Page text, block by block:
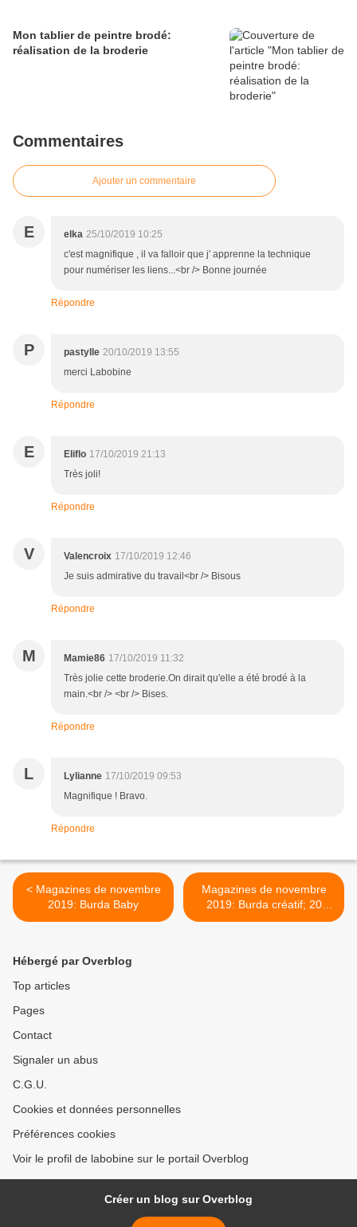
Mon tablier de peintre brodé:
réalisation de la broderie
Commentaires
Ajouter un commentaire
E elka 25/10/2019 10:25
c'est magnifique , il va falloir que j' apprenne la technique
pour numériser les liens...<br /> Bonne journée
Répondre
P pastylle 20/10/2019 13:55
merci Labobine
Répondre
E Eliflo 17/10/2019 21:13
Très joli!
Répondre
V Valencroix 17/10/2019 12:46
Je suis admirative du travail<br /> Bisous
Répondre
M Mamie86 17/10/2019 11:32
Très jolie cette broderie.On dirait qu'elle a été brodé à la
main.<br /> <br /> Bises.
Répondre
L Lylianne 17/10/2019 09:53
Magnifique ! Bravo.
Répondre
< Magazines de novembre
2019: Burda Baby
Magazines de novembre
2019: Burda créatif; 20
Sacs à Coudre >
Hébergé par Overblog
Top articles
Pages
Contact
Signaler un abus
C.G.U.
Cookies et données personnelles
Préférences cookies
Voir le profil de labobine sur le portail Overblog
Créer un blog sur Overblog